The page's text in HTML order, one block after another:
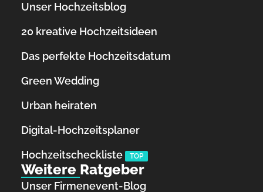
Unser Hochzeitsblog
20 kreative Hochzeitsideen
Das perfekte Hochzeitsdatum
Green Wedding
Urban heiraten
Digital-Hochzeitsplaner
Hochzeits­checkliste
TOP
Weitere Ratgeber
Unser Firmenevent-Blog